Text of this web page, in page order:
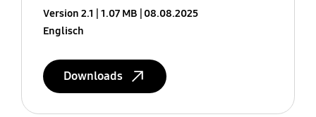
Version 2.1 1.07 MB
08.08.2025
Englisch
Downloads